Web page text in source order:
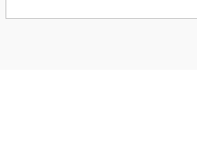
yetersiz gördüğünüz noktaları öneri formunu